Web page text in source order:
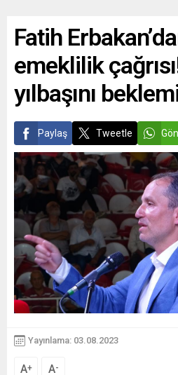
Fatih
emeklilik
yılbaşını
Paylaş Tweetle
Yayınlama: 03.08.2023
A+ A-